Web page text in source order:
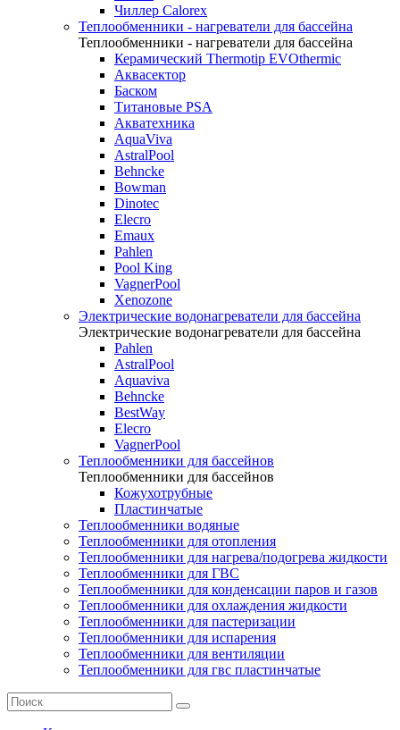
Чиллер Calorex
Теплообменники - нагреватели для бассейна
Теплообменники - нагреватели для бассейна
Керамический Thermotip EVOthermic
Аквасектор
Баском
Титановые PSA
Акватехника
AquaViva
AstralPool
Behncke
Bowman
Dinotec
Elecro
Emaux
Pahlen
Pool King
VagnerPool
Xenozone
Электрические водонагреватели для бассейна
Электрические водонагреватели для бассейна
Pahlen
AstralPool
Aquaviva
Behncke
BestWay
Elecro
VagnerPool
Теплообменники для бассейнов
Теплообменники для бассейнов
Кожухотрубные
Пластинчатые
Теплообменники водяные
Теплообменники для отопления
Теплообменники для нагрева/подогрева жидкости
Теплообменники для ГВС
Теплообменники для конденсации паров и газов
Теплообменники для охлаждения жидкости
Теплообменники для пастеризации
Теплообменники для испарения
Теплообменники для вентиляции
Теплообменники для гвс пластинчатые